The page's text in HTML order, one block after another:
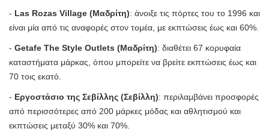
- Las Rozas Village (Μαδρίτη): άνοιξε τις πόρτες του το 1996 και
είναι μία από τις αναφορές στον τομέα, με εκπτώσεις έως και 60%.
- Getafe The Style Outlets (Μαδρίτη): διαθέτει 67 κορυφαία
καταστήματα μάρκας, όπου μπορείτε να βρείτε εκπτώσεις έως και
70 τοις εκατό.
- Εργοστάσιο της Σεβίλλης (Σεβίλλη): περιλαμβάνει προσφορές
από περισσότερες από 200 μάρκες μόδας και αθλητισμού και
εκπτώσεις μεταξύ 30% και 70%.